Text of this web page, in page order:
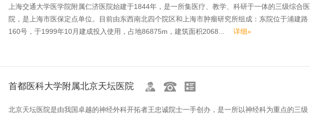
上海交通大学医学院附属仁济医院始建于1844年，是一所集医疗、教学、科研于一体的三级综合医
院，是上海市医保定点单位。目前由东西南北四个院区和上海市肿瘤研究所组成：东院位于浦建路
160号，于1999年10月建成投入使用，占地86875m，建筑面积2068... 详细»
首都医科大学附属北京天坛医院
北京天坛医院是由我国卓越的神经外科开拓者王忠诚院士一手创办，是一所以神经科为重点的三级